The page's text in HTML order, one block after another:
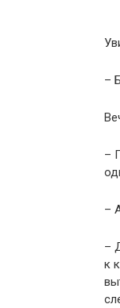
–
–
–
–
к